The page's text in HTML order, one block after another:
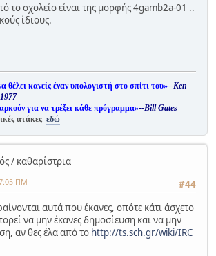
το σχολείο είναι της μορφής 4gamb2a-01 ..
ίδιους.
θέλει κανείς έναν υπολογιστή στο σπίτι του»--Ken
για να τρέξει κάθε πρόγραμμα»--Bill Gates
ατάκες εδώ
/ καθαρίστρια
#44
ΠΜ
αυτά που έκανες, οπότε κάτι άσχετο
να μην έκανες δημοσίευση και να μην
αν θες έλα από το http://ts.sch.gr/wiki/IRC